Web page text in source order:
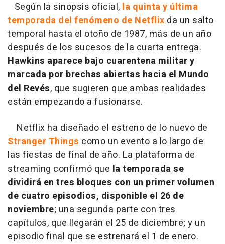
Según la sinopsis oficial, la quinta y última
temporada del fenómeno de Netflix da un salto
temporal hasta el otoño de 1987, más de un año
después de los sucesos de la cuarta entrega.
Hawkins aparece bajo cuarentena militar y
marcada por brechas abiertas hacia el Mundo
del Revés, que sugieren que ambas realidades
están empezando a fusionarse.
Netflix ha diseñado el estreno de lo nuevo de
Stranger Things como un evento a lo largo de
las fiestas de final de año. La plataforma de
streaming confirmó que la temporada se
dividirá en tres bloques con un primer volumen
de cuatro episodios, disponible el 26 de
noviembre; una segunda parte con tres
capítulos, que llegarán el 25 de diciembre; y un
episodio final que se estrenará el 1 de enero.